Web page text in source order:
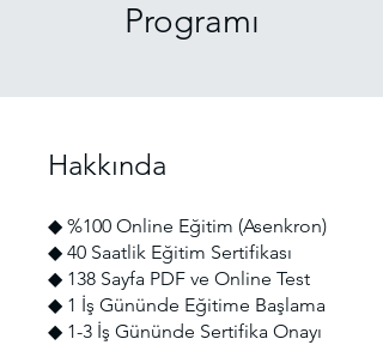
Programı
Hakkında
◆ %100 Online Eğitim (Asenkron)
◆ 40 Saatlik Eğitim Sertifikası
◆ 138 Sayfa PDF ve Online Test
◆ 1 İş Gününde Eğitime Başlama
◆ 1-3 İş Gününde Sertifika Onayı